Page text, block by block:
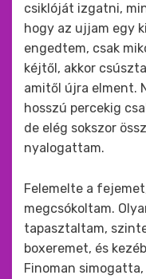
csiklóját izgatni,
hogy az ujjam egy
engedtem, csak
kéjtől, akkor
amitől újra elment.
hosszú percekig
de elég sokszor
nyalogattam.
Felemelte a
megcsókoltam.
tapasztaltam,
boxeremet, és
Finoman